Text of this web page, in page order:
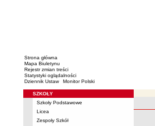
Strona główna
Mapa Biuletynu
Rejestr zmian treści
Statystyki oglądalności
Dziennik Ustaw
Monitor Polski
Menu
SZKOŁY
Szkoły Podstawowe
Licea
Zespoły Szkół